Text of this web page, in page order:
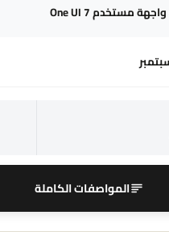
المواصفات الكاملة